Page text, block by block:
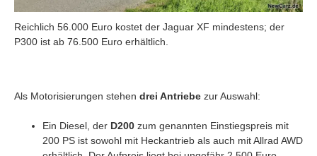
Reichlich 56.000 Euro kostet der Jaguar XF mindestens; der
P300 ist ab 76.500 Euro erhältlich.
Als Motorisierungen stehen drei Antriebe zur Auswahl:
Ein Diesel, der D200 zum genannten Einstiegspreis mit
200 PS ist sowohl mit Heckantrieb als auch mit Allrad AWD